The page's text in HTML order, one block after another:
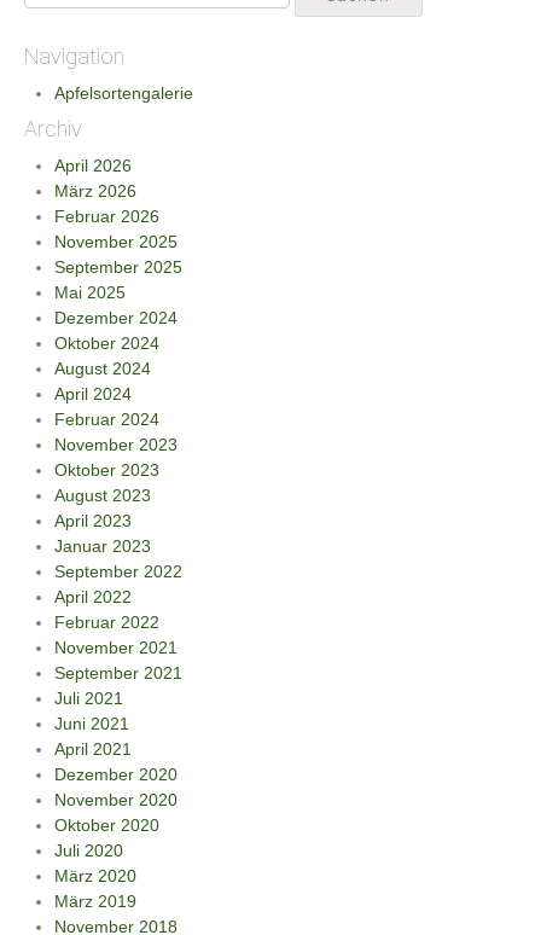
Navigation
Apfelsortengalerie
Archiv
April 2026
März 2026
Februar 2026
November 2025
September 2025
Mai 2025
Dezember 2024
Oktober 2024
August 2024
April 2024
Februar 2024
November 2023
Oktober 2023
August 2023
April 2023
Januar 2023
September 2022
April 2022
Februar 2022
November 2021
September 2021
Juli 2021
Juni 2021
April 2021
Dezember 2020
November 2020
Oktober 2020
Juli 2020
März 2020
März 2019
November 2018